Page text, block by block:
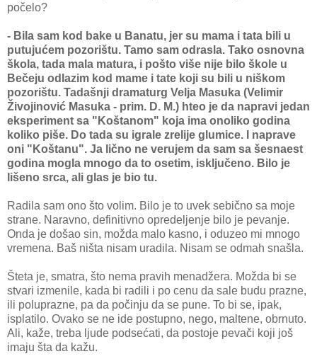
počelo?
- Bila sam kod bake u Banatu, jer su mama i tata bili u
putujućem pozorištu. Tamo sam odrasla. Tako osnovna
škola, tada mala matura, i pošto više nije bilo škole u
Bečeju odlazim kod mame i tate koji su bili u niškom
pozorištu. Tadašnji dramaturg Velja Masuka (Velimir
Živojinović Masuka - prim. D. M.) hteo je da napravi jedan
eksperiment sa "Koštanom" koja ima onoliko godina
koliko piše. Do tada su igrale zrelije glumice. I naprave
oni "Koštanu". Ja lično ne verujem da sam sa šesnaest
godina mogla mnogo da to osetim, isključeno. Bilo je
lišeno srca, ali glas je bio tu.
Radila sam ono što volim. Bilo je to uvek sebično sa moje
strane. Naravno, definitivno opredeljenje bilo je pevanje.
Onda je došao sin, možda malo kasno, i oduzeo mi mnogo
vremena. Baš ništa nisam uradila. Nisam se odmah snašla.
Šteta je, smatra, što nema pravih menadžera. Možda bi se
stvari izmenile, kada bi radili i po cenu da sale budu prazne,
ili poluprazne, pa da počinju da se pune. To bi se, ipak,
isplatilo. Ovako se ne ide postupno, nego, maltene, obrnuto.
Ali, kaže, treba ljude podsećati, da postoje pevači koji još
imaju šta da kažu.